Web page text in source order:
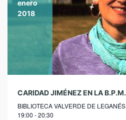
enero
2018
BIBLIOTECA VALVERDE DE LEGANÉS
19:00 - 20:30